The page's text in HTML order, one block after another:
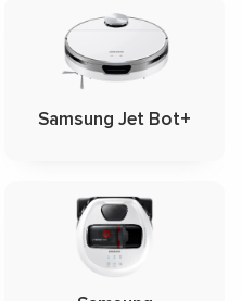
Samsung Jet Bot+